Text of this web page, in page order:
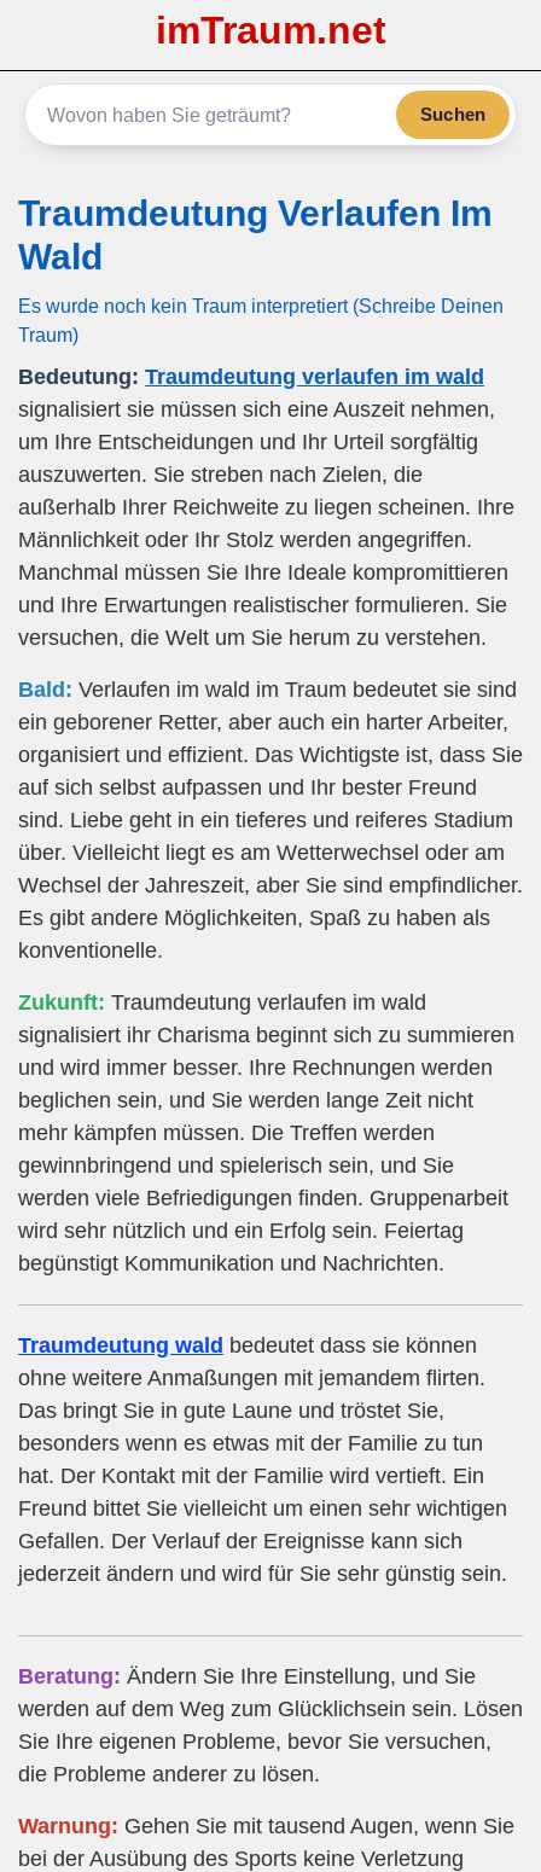
imTraum.net
Suchen
Traumdeutung Verlaufen Im
Wald
Es wurde noch kein Traum interpretiert (Schreibe Deinen
Traum)
Bedeutung: Traumdeutung verlaufen im wald
signalisiert sie müssen sich eine Auszeit nehmen,
um Ihre Entscheidungen und Ihr Urteil sorgfältig
auszuwerten. Sie streben nach Zielen, die
außerhalb Ihrer Reichweite zu liegen scheinen. Ihre
Männlichkeit oder Ihr Stolz werden angegriffen.
Manchmal müssen Sie Ihre Ideale kompromittieren
und Ihre Erwartungen realistischer formulieren. Sie
versuchen, die Welt um Sie herum zu verstehen.
Bald: Verlaufen im wald im Traum bedeutet sie sind
ein geborener Retter, aber auch ein harter Arbeiter,
organisiert und effizient. Das Wichtigste ist, dass Sie
auf sich selbst aufpassen und Ihr bester Freund
sind. Liebe geht in ein tieferes und reiferes Stadium
über. Vielleicht liegt es am Wetterwechsel oder am
Wechsel der Jahreszeit, aber Sie sind empfindlicher.
Es gibt andere Möglichkeiten, Spaß zu haben als
konventionelle.
Zukunft: Traumdeutung verlaufen im wald
signalisiert ihr Charisma beginnt sich zu summieren
und wird immer besser. Ihre Rechnungen werden
beglichen sein, und Sie werden lange Zeit nicht
mehr kämpfen müssen. Die Treffen werden
gewinnbringend und spielerisch sein, und Sie
werden viele Befriedigungen finden. Gruppenarbeit
wird sehr nützlich und ein Erfolg sein. Feiertag
begünstigt Kommunikation und Nachrichten.
Traumdeutung wald bedeutet dass sie können
ohne weitere Anmaßungen mit jemandem flirten.
Das bringt Sie in gute Laune und tröstet Sie,
besonders wenn es etwas mit der Familie zu tun
hat. Der Kontakt mit der Familie wird vertieft. Ein
Freund bittet Sie vielleicht um einen sehr wichtigen
Gefallen. Der Verlauf der Ereignisse kann sich
jederzeit ändern und wird für Sie sehr günstig sein.
Beratung: Ändern Sie Ihre Einstellung, und Sie
werden auf dem Weg zum Glücklichsein sein. Lösen
Sie Ihre eigenen Probleme, bevor Sie versuchen,
die Probleme anderer zu lösen.
Warnung: Gehen Sie mit tausend Augen, wenn Sie
bei der Ausübung des Sports keine Verletzung